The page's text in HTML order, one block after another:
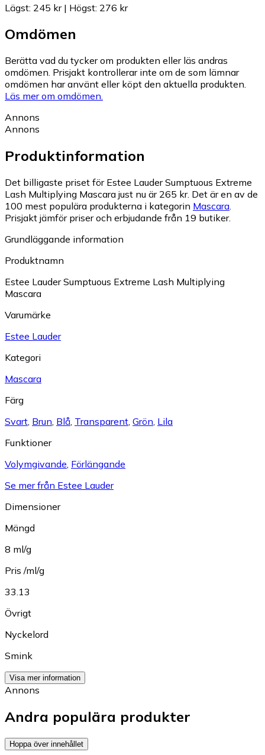
Lägst: 245 kr| Högst: 276 kr
Omdömen
Berätta vad du tycker om produkten eller läs andras
omdömen. Prisjakt kontrollerar inte om de som lämnar
omdömen har använt eller köpt den aktuella produkten.
Läs mer om omdömen.
Annons
Annons
Produktinformation
Det billigaste priset för Estee Lauder Sumptuous Extreme
Lash Multiplying Mascara just nu är 265 kr. Det är en av de
100 mest populära produkterna i kategorin Mascara.
Prisjakt jämför priser och erbjudande från 19 butiker.
Grundläggande information
Produktnamn
Estee Lauder Sumptuous Extreme Lash Multiplying
Mascara
Varumärke
Estee Lauder
Kategori
Mascara
Färg
Svart, Brun, Blå, Transparent, Grön, Lila
Funktioner
Volymgivande, Förlängande
Se mer från Estee Lauder
Dimensioner
Mängd
8 ml/g
Pris /ml/g
33.13
Övrigt
Nyckelord
Smink
Visa mer information
Annons
Andra populära produkter
Hoppa över innehållet